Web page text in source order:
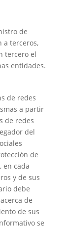
de
a terceros,
tercero el
entidades.
de redes
a partir
de redes
del
de
en cada
y de sus
debe
de
de sus
se